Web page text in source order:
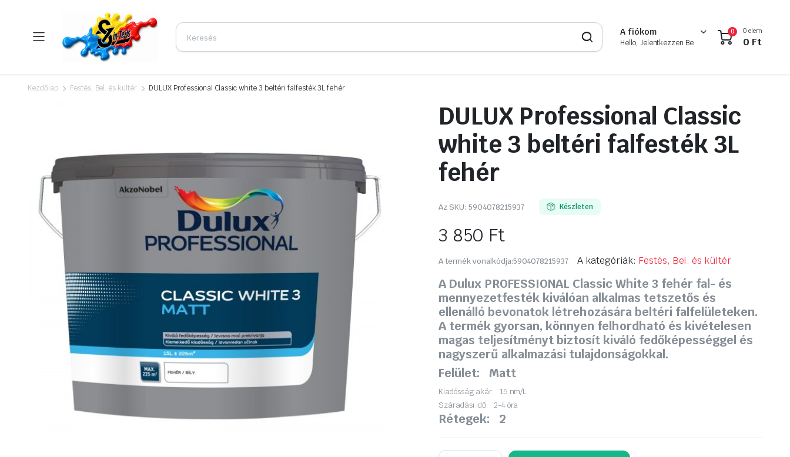
A fiókom
Hello, Jelentkezzen Be
0 0 elem
0 Ft
Kezdőlap Festés, Bel. és kültér DULUX Professional Classic white 3 beltéri falfesték 3L fehér
DULUX Professional Classic
white 3 beltéri falfesték 3L
fehér
Az SKU: 5904078215937 Készleten
3 850 Ft
A termék vonalkódja:5904078215937 A kategóriák: Festés, Bel. és kültér
A Dulux PROFESSIONAL Classic White 3 fehér fal- és
mennyezetfesték kiválóan alkalmas tetszetős és
ellenálló bevonatok létrehozására beltéri falfelületeken.
A termék gyorsan, könnyen felhordható és kivételesen
magas teljesítményt biztosít kiváló fedőképességgel és
nagyszerű alkalmazási tulajdonságokkal.
Felület: Matt
Kiadósság akár: 15 nm/L
Száradási idő: 2-4 óra
Rétegek: 2